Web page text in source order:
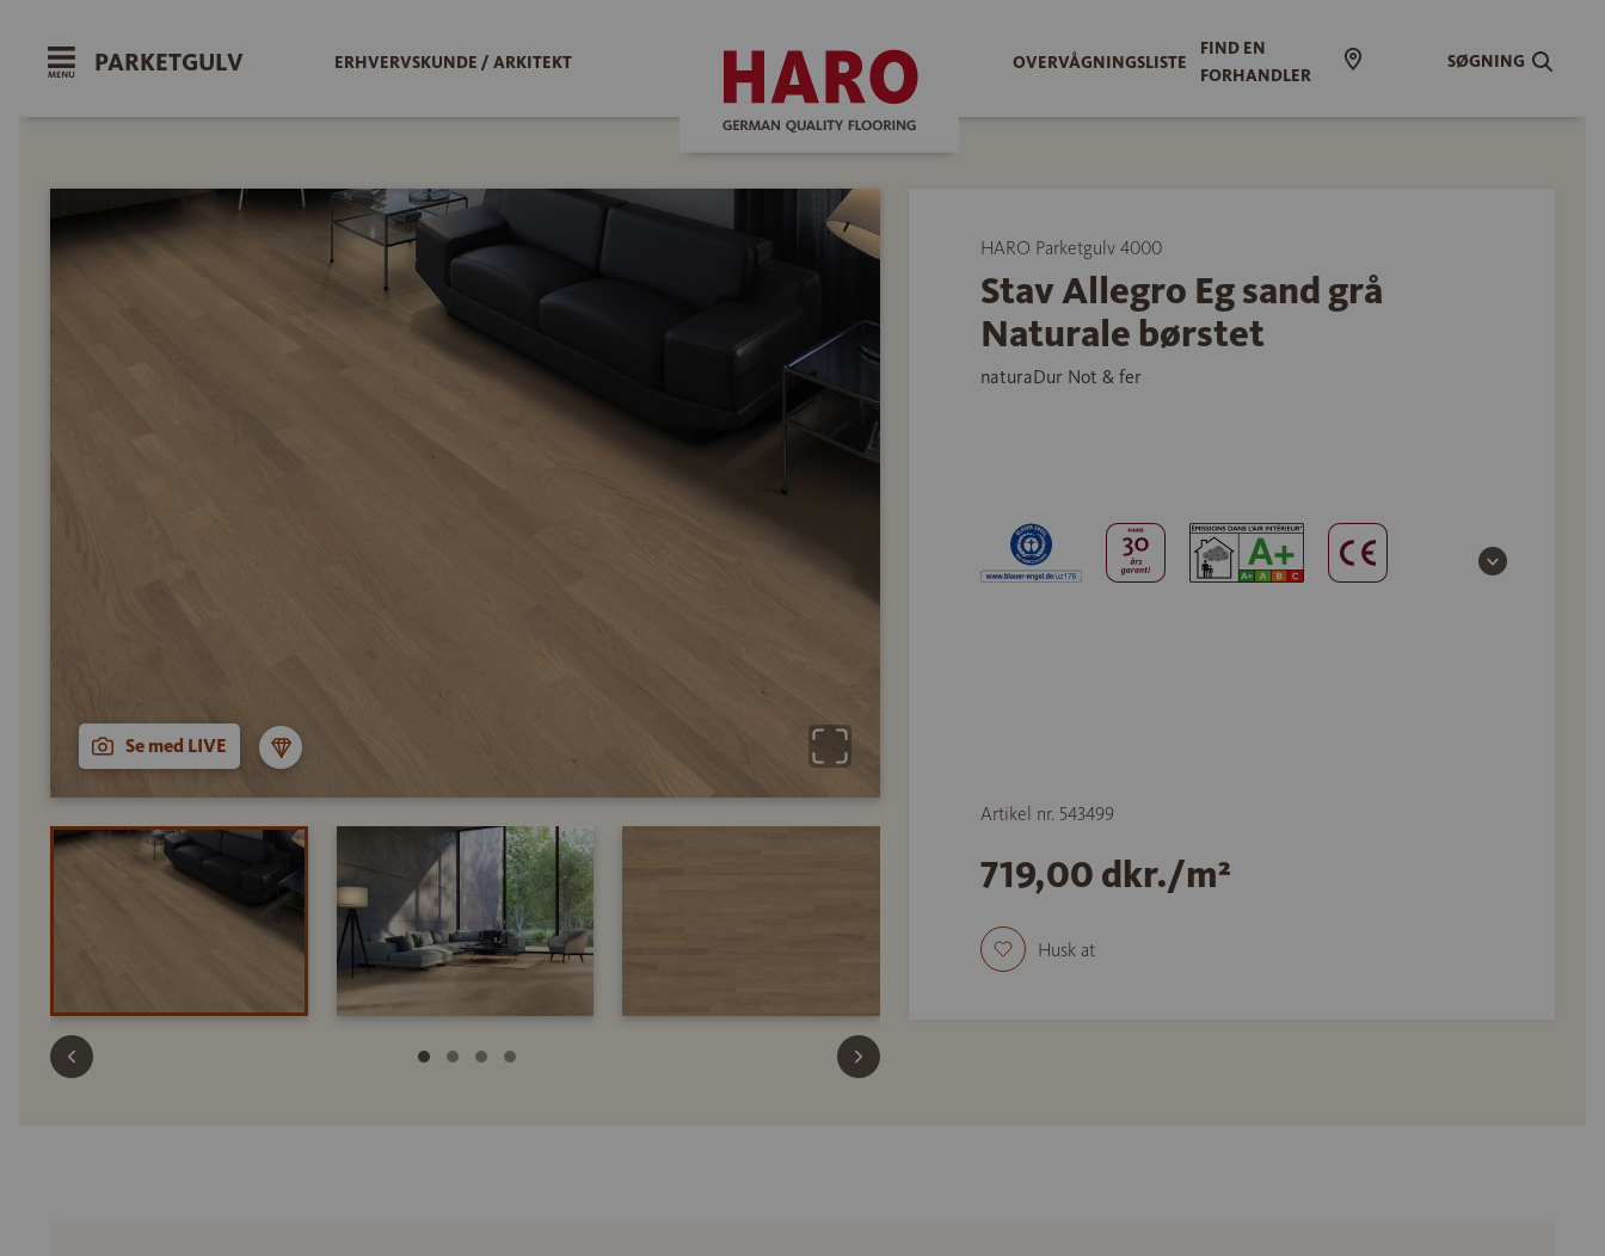
PARKETGULV ERHVERVSKUNDE / ARKITEKT OVERVÅGNINGSLISTE
FIND EN
FORHANDLER
SØGNING
Se med LIVE
HARO Parketgulv 4000
Stav Allegro Eg sand grå
Naturale børstet
naturaDur Not & fer
Artikel nr. 543499
719,00 dkr./m²
Husk at